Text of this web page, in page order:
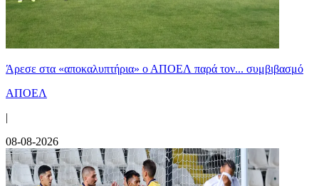
Άρεσε στα «αποκαλυπτήρια» ο ΑΠΟΕΛ παρά τον... συμβιβασμό
ΑΠΟΕΛ
|
08-08-2026